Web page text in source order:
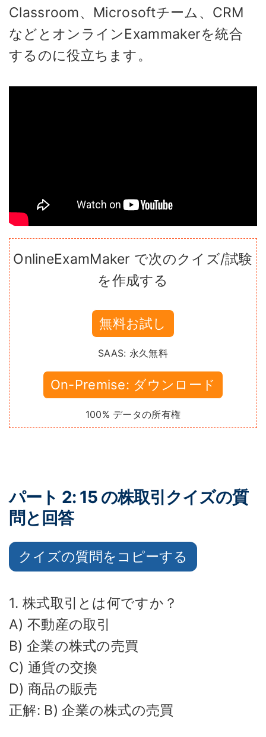
Classroom、Microsoftチーム、CRM
などとオンラインExammakerを統合
するのに役立ちます。
OnlineExamMaker で次のクイズ/試験
を作成する
無料お試し
SAAS: 永久無料
On-Premise: ダウンロード
100% データの所有権
パート 2: 15 の株取引クイズの質
問と回答
クイズの質問をコピーする
1. 株式取引とは何ですか？
A) 不動産の取引
B) 企業の株式の売買
C) 通貨の交換
D) 商品の販売
正解: B) 企業の株式の売買